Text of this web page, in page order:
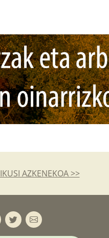
IKUSI AZKENEKOA >>